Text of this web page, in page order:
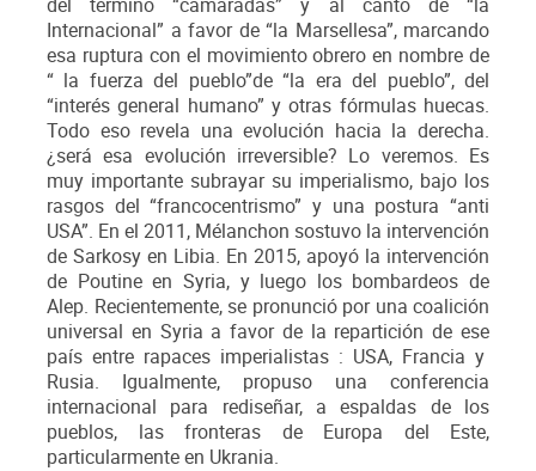
del término “camaradas” y al canto de “la
Internacional” a favor de “la Marsellesa”, marcando
esa ruptura con el movimiento obrero en nombre de
“ la fuerza del pueblo”de “la era del pueblo”, del
“interés general humano” y otras fórmulas huecas.
Todo eso revela una evolución hacia la derecha.
¿será esa evolución irreversible? Lo veremos. Es
muy importante subrayar su imperialismo, bajo los
rasgos del “francocentrismo” y una postura “anti
USA”. En el 2011, Mélanchon sostuvo la intervención
de Sarkosy en Libia. En 2015, apoyó la intervención
de Poutine en Syria, y luego los bombardeos de
Alep. Recientemente, se pronunció por una coalición
universal en Syria a favor de la repartición de ese
país entre rapaces imperialistas : USA, Francia y
Rusia. Igualmente, propuso una conferencia
internacional para rediseñar, a espaldas de los
pueblos, las fronteras de Europa del Este,
particularmente en Ukrania.